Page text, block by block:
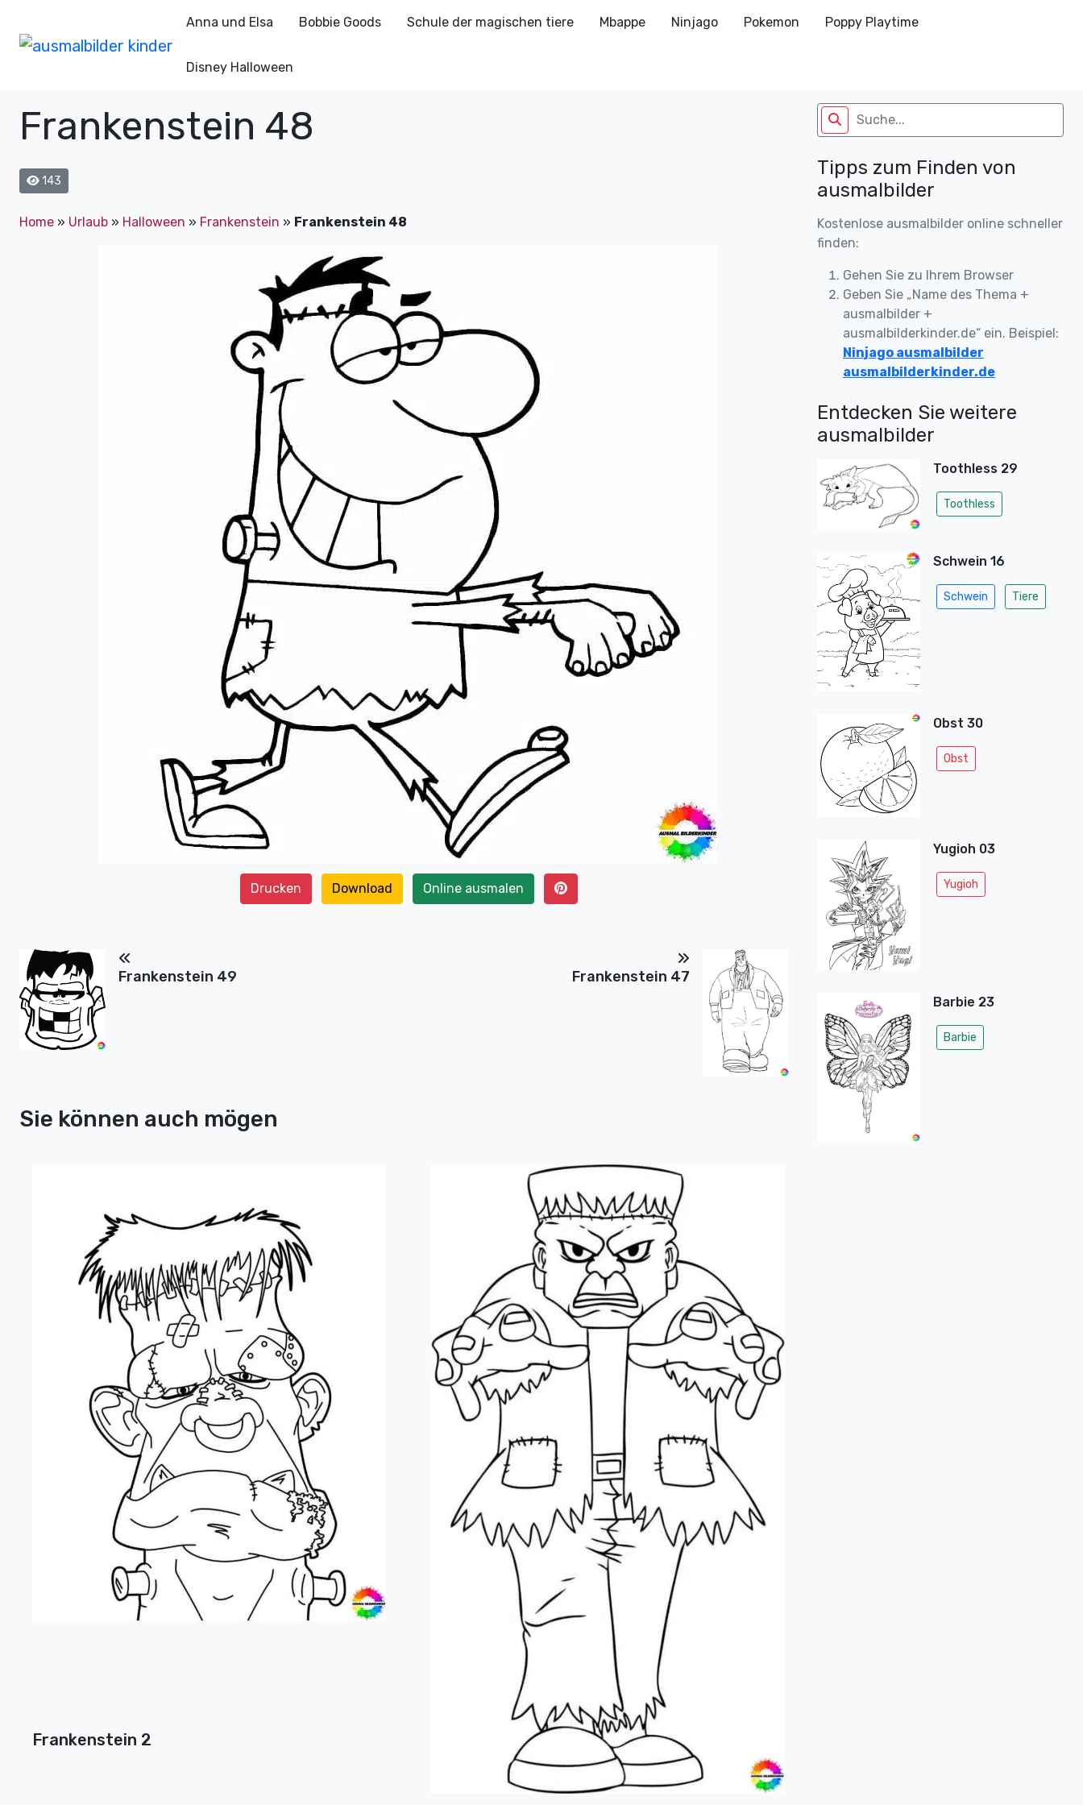
Anna und Elsa Bobbie Goods Schule der magischen tiere Mbappe Ninjago Pokemon Poppy Playtime
Disney Halloween
Frankenstein 48
143
Home » Urlaub » Halloween » Frankenstein » Frankenstein 48
Drucken Download Online ausmalen
Frankenstein 49 Frankenstein 47
Sie können auch mögen
Frankenstein 2
Tipps zum Finden von
ausmalbilder
Kostenlose ausmalbilder online schneller
finden:
Gehen Sie zu Ihrem Browser
Geben Sie „Name des Thema +
ausmalbilder +
ausmalbilderkinder.de“ ein. Beispiel:
Ninjago ausmalbilder
ausmalbilderkinder.de
Entdecken Sie weitere
ausmalbilder
Toothless 29
Toothless
Schwein 16
Schwein Tiere
Obst 30
Obst
Yugioh 03
Yugioh
Barbie 23
Barbie